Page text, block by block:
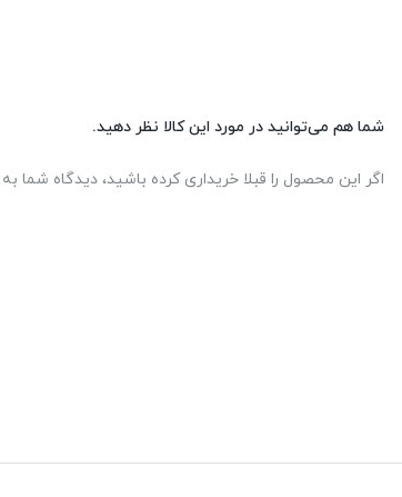
شما هم می‌توانید در مورد این کالا نظر دهید.
اگر این محصول را قبلا خریداری کرده باشید، دیدگاه شما